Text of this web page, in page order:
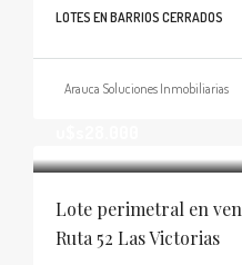
LOTES EN BARRIOS CERRADOS
Arauca Soluciones Inmobiliarias
Lote perimetral en
Ruta 52 Las Victorias